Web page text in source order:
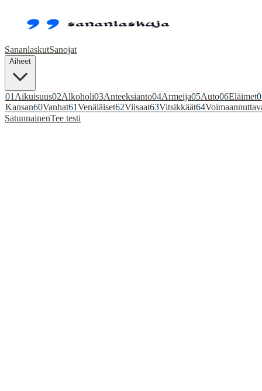
SananlaskutSanojat
Aiheet
01 Aikuisuus02Alkoholi03Anteeksianto04Armeija05Auto06Eläimet
Kansan60Vanhat61Venäläiset62Viisaat63Vitsikkäät64
SatunnainenTee testi